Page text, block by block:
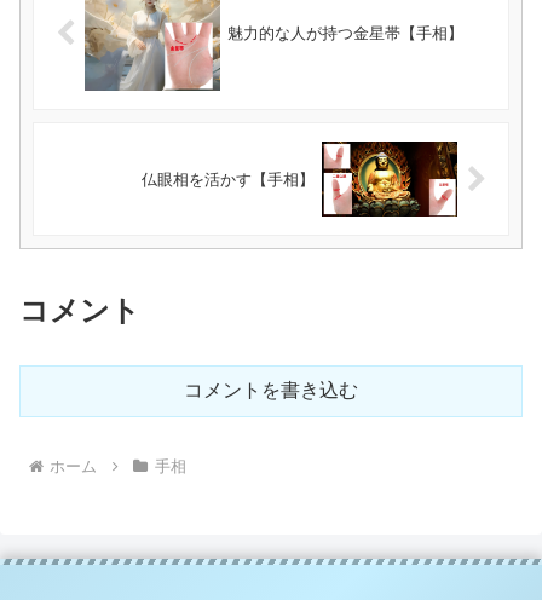
魅力的な人が持つ金星帯【手相】
仏眼相を活かす【手相】
コメント
コメントを書き込む
ホーム 手相